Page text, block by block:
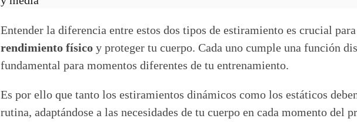
Entender la diferencia entre estos dos tipos de estiramiento es crucial
rendimiento físicoy proteger tu cuerpo. Cada uno cumple una función
fundamental para momentos diferentes de tu entrenamiento.
Es por ello que tanto los estiramientos dinámicos como los estáticos
rutina, adaptándose a las necesidades de tu cuerpo en cada momento del